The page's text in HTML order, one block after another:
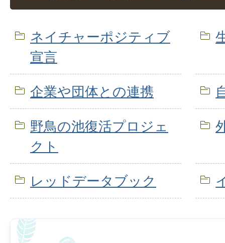
ネイチャーポジティブ
宣言
企業や団体との連携
野鳥の池復活プロジェ
クト
レッドデータブック